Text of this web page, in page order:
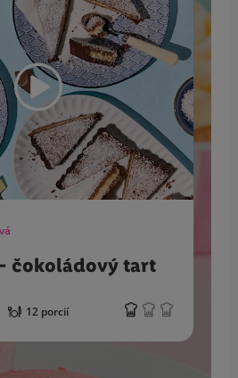
čokoládový tart
12 porcií